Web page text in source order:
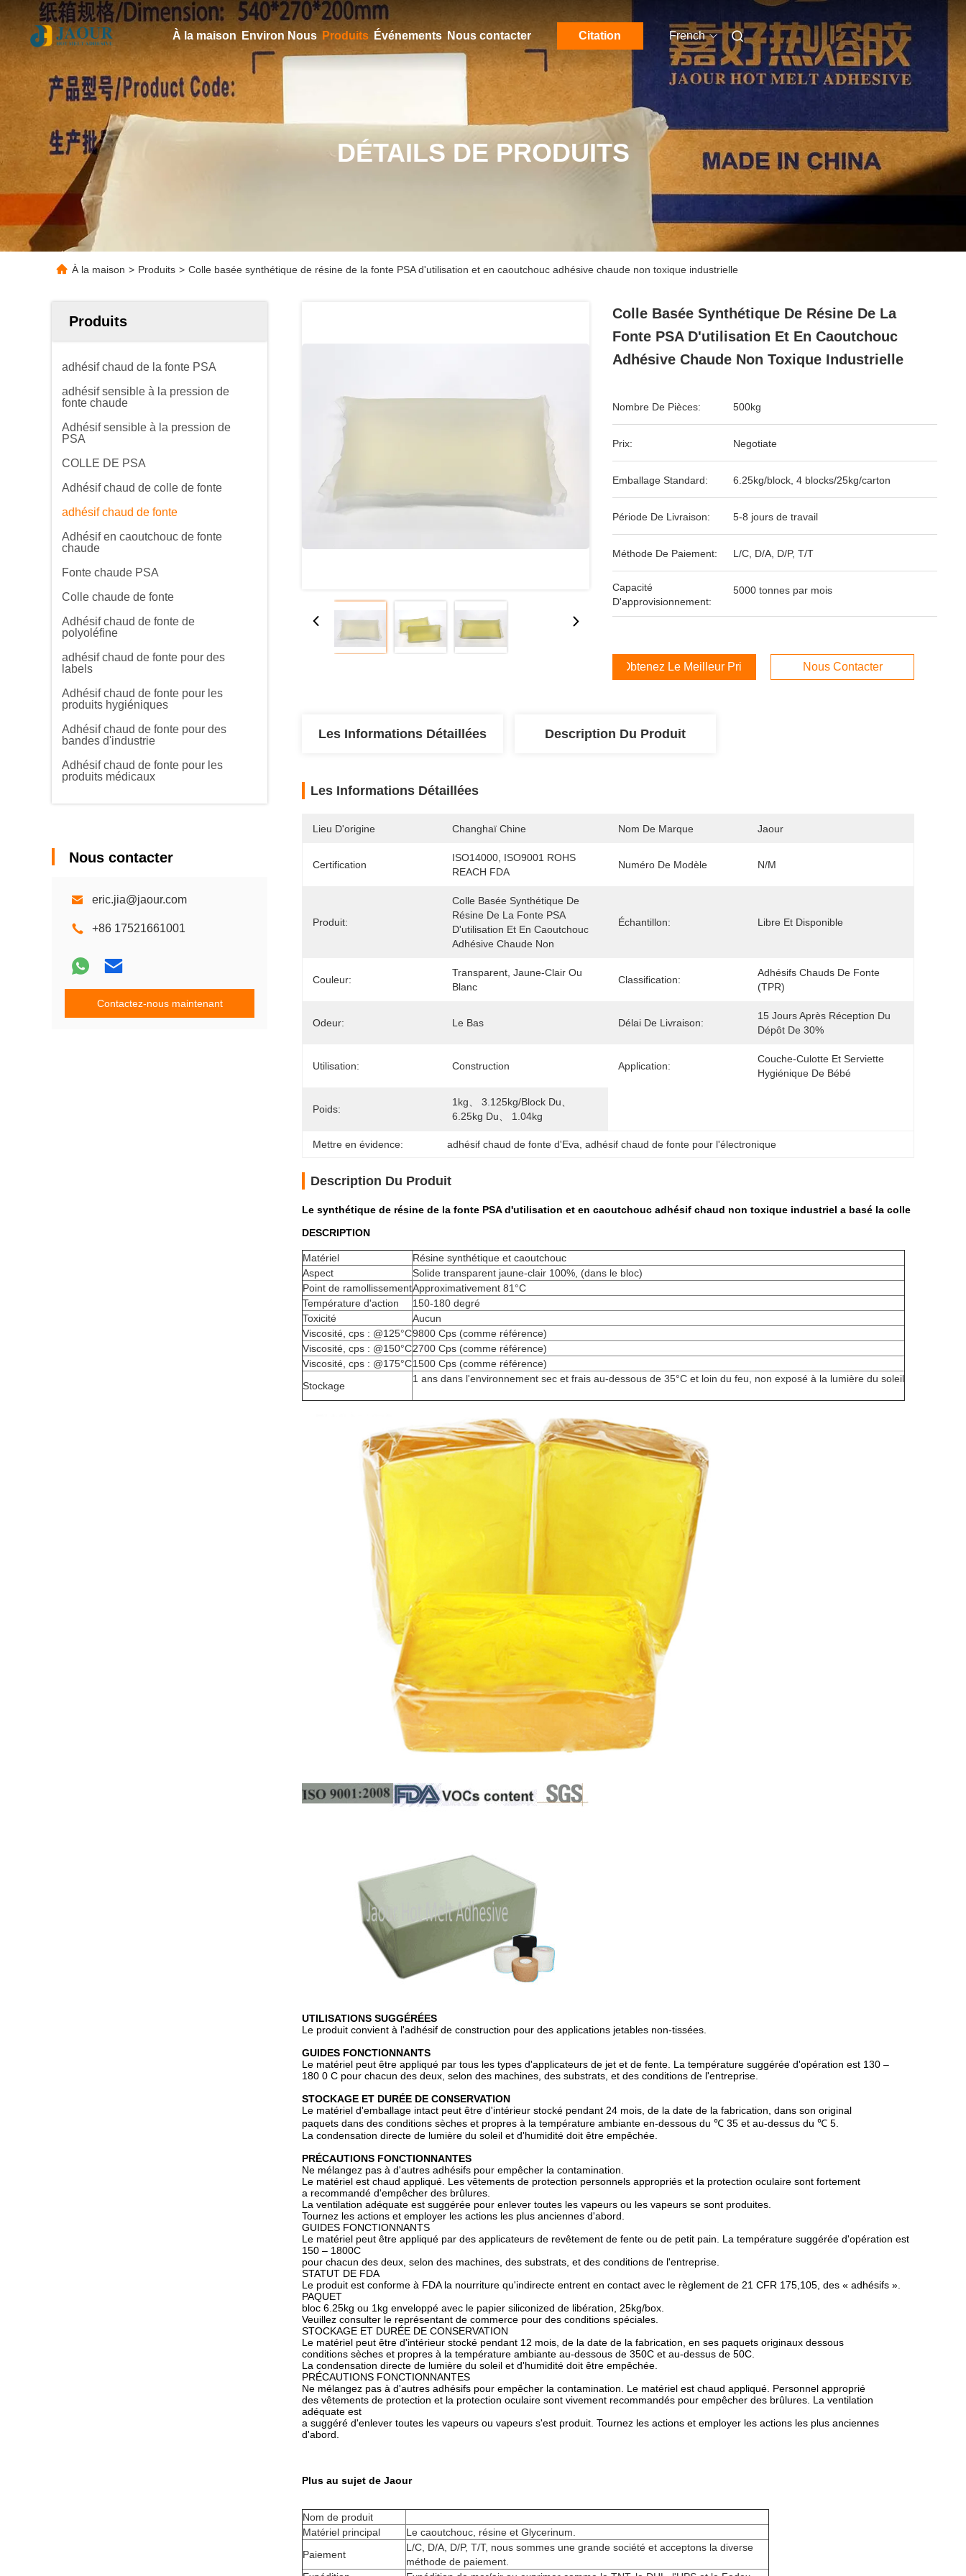
À la maison Environ Nous Produits Événements Nous contacter Citation French
DÉTAILS DE PRODUITS
À la maison > Produits > Colle basée synthétique de résine de la fonte PSA d'utilisation et en caoutchouc adhésive chaude non toxique industrielle
Produits
adhésif chaud de la fonte PSA
adhésif sensible à la pression de
fonte chaude
Adhésif sensible à la pression de
PSA
COLLE DE PSA
Adhésif chaud de colle de fonte
adhésif chaud de fonte
Adhésif en caoutchouc de fonte
chaude
Fonte chaude PSA
Colle chaude de fonte
Adhésif chaud de fonte de
polyoléfine
adhésif chaud de fonte pour des
labels
Adhésif chaud de fonte pour les
produits hygiéniques
Adhésif chaud de fonte pour des
bandes d'industrie
Adhésif chaud de fonte pour les
produits médicaux
Nous contacter
eric.jia@jaour.com
+86 17521661001
Contactez-nous maintenant
Colle Basée Synthétique De Résine De La
Fonte PSA D'utilisation Et En Caoutchouc
Adhésive Chaude Non Toxique Industrielle
Nombre De Pièces: 500kg
Prix: Negotiate
Emballage Standard: 6.25kg/block, 4 blocks/25kg/carton
Période De Livraison: 5-8 jours de travail
Méthode De Paiement: L/C, D/A, D/P, T/T
Capacité
D'approvisionnement:
5000 tonnes par mois
Obtenez Le Meilleur Prix Nous Contacter
Les Informations Détaillées Description Du Produit
Les Informations Détaillées
Lieu D'origine Changhaï Chine Nom De Marque Jaour
Certification
ISO14000, ISO9001 ROHS
REACH FDA
Numéro De Modèle N/M
Produit:
Colle Basée Synthétique De
Résine De La Fonte PSA
D'utilisation Et En Caoutchouc
Adhésive Chaude Non
Échantillon: Libre Et Disponible
Couleur:
Transparent, Jaune-Clair Ou
Blanc
Classification:
Adhésifs Chauds De Fonte
(TPR)
Odeur: Le Bas Délai De Livraison:
15 Jours Après Réception Du
Dépôt De 30%
Utilisation: Construction Application:
Couche-Culotte Et Serviette
Hygiénique De Bébé
Poids:
1kg、 3.125kg/Block Du、
6.25kg Du、 1.04kg
Mettre en évidence: adhésif chaud de fonte d'Eva , adhésif chaud de fonte pour l'électronique
Description Du Produit
Le synthétique de résine de la fonte PSA d'utilisation et en caoutchouc adhésif chaud non toxique industriel a basé la colle
DESCRIPTION
Matériel
Résine synthétique et caoutchouc
Aspect
Solide transparent jaune-clair 100%, (dans le bloc)
Point de ramollissementApproximativement 81°C
Température d'action
150-180 degré
Toxicité
Aucun
Viscosité, cps : @125°C9800 Cps (comme référence)
Viscosité, cps : @150°C2700 Cps (comme référence)
Viscosité, cps : @175°C1500 Cps (comme référence)
Stockage
1 ans dans l'environnement sec et frais au-dessous de 35°C et loin du feu, non exposé à la lumière du soleil
UTILISATIONS SUGGÉRÉES
Le produit convient à l'adhésif de construction pour des applications jetables non-tissées.
GUIDES FONCTIONNANTS
Le matériel peut être appliqué par tous les types d'applicateurs de jet et de fente. La température suggérée d'opération est 130 –
180 0 C pour chacun des deux, selon des machines, des substrats, et des conditions de l'entreprise.
STOCKAGE ET DURÉE DE CONSERVATION
Le matériel d'emballage intact peut être d'intérieur stocké pendant 24 mois, de la date de la fabrication, dans son original
paquets dans des conditions sèches et propres à la température ambiante en-dessous du ℃ 35 et au-dessus du ℃ 5.
La condensation directe de lumière du soleil et d'humidité doit être empêchée.
PRÉCAUTIONS FONCTIONNANTES
Ne mélangez pas à d'autres adhésifs pour empêcher la contamination.
Le matériel est chaud appliqué. Les vêtements de protection personnels appropriés et la protection oculaire sont fortement
a recommandé d'empêcher des brûlures.
La ventilation adéquate est suggérée pour enlever toutes les vapeurs ou les vapeurs se sont produites.
Tournez les actions et employer les actions les plus anciennes d'abord.
GUIDES FONCTIONNANTS
Le matériel peut être appliqué par des applicateurs de revêtement de fente ou de petit pain. La température suggérée d'opération est
150 – 1800C
pour chacun des deux, selon des machines, des substrats, et des conditions de l'entreprise.
STATUT DE FDA
Le produit est conforme à FDA la nourriture qu'indirecte entrent en contact avec le règlement de 21 CFR 175,105, des « adhésifs ».
PAQUET
bloc 6.25kg ou 1kg enveloppé avec le papier siliconized de libération, 25kg/box.
Veuillez consulter le représentant de commerce pour des conditions spéciales.
STOCKAGE ET DURÉE DE CONSERVATION
Le matériel peut être d'intérieur stocké pendant 12 mois, de la date de la fabrication, en ses paquets originaux dessous
conditions sèches et propres à la température ambiante au-dessous de 350C et au-dessus de 50C.
La condensation directe de lumière du soleil et d'humidité doit être empêchée.
PRÉCAUTIONS FONCTIONNANTES
Ne mélangez pas à d'autres adhésifs pour empêcher la contamination. Le matériel est chaud appliqué. Personnel approprié
des vêtements de protection et la protection oculaire sont vivement recommandés pour empêcher des brûlures. La ventilation
adéquate est
a suggéré d'enlever toutes les vapeurs ou vapeurs s'est produit. Tournez les actions et employer les actions les plus anciennes
d'abord.
Plus au sujet de Jaour
Nom de produit
Matériel principal
Le caoutchouc, résine et Glycerinum.
Paiement
L/C, D/A, D/P, T/T, nous sommes une grande société et acceptons la diverse
méthode de paiement.